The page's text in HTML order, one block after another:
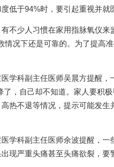
低于94%时，要引起重视并就
不少人习惯在家用指脉氧仪
情况下还是可靠的。为了提高
学科副主任医师吴晨方提醒
了，自己却不知道。家人要积
热不退等情况，提示可能发
学科副主任医师余波提醒，
现严重头痛甚至头痛欲裂，